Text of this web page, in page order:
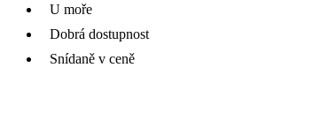
U moře
Dobrá dostupnost
Snídaně v ceně